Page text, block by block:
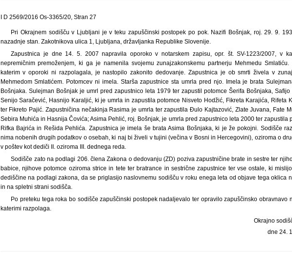
I D 2569/2016 Os-3365/20, Stran 27
Pri Okrajnem sodišču v Ljubljani je v teku zapuščinski postopek po pok. Nazifi Bošnjak, roj. 29. 9.
nazadnje stan. Zakotnikova ulica 1, Ljubljana, državljanka Republike Slovenije.
Zapustnica je dne 14. 5. 2007 napravila oporoko v notarskem zapisu, opr. št. SV-1223/2007, v
nepremičnim premoženjem, ki ga je namenila svojemu zunajzakonskemu partnerju Mehmedu
katerim v oporoki ni razpolagala, je nastopilo zakonito dedovanje. Zapustnica je ob smrti živela v
Mehmedom Smlatićem. Potomcev ni imela. Starša zapustnice sta umrla pred njo. Imela je brata
Bošnjaka. Sulejman Bošnjak je umrl pred zapustnico leta 1979 ter zapustil potomce Šerifa Bošnjaka,
Senijo Saračević, Hasnijo Karaljić, ki je umrla in zapustila potomce Nisveto Hodžić, Fikreta Karajića, Rifeta
ter Fikreto Pajić. Zapustničina nečakinja Rasima je umrla ter zapustila Đulo Kajtazović, Zlate Juvana, Fate
Sebira Muhića in Hasnija Čovića; Asima Pehlić, roj. Bošnjak, je umrla pred zapustnico leta 2000 ter zapustila
Rifka Bajrića in Rešida Pehlića. Zapustnica je imela še brata Asima Bošnjaka, ki je že pokojni. Sodišče
nima nobenih drugih podatkov o osebah, ki naj bi živeli v tujini (večina v Bosni in Hercegovini), oziroma o
v poštev kot dediči II. oziroma III. dednega reda.
Sodišče zato na podlagi 206. člena Zakona o dedovanju (ZD) poziva zapustničine brate in sestre ter
babice, njihove potomce oziroma strice in tete ter bratrance in sestrične zapustnice ter vse ostale, ki
dediščine na podlagi zakona, da se priglasijo naslovnemu sodišču v roku enega leta od objave tega oklica
in na spletni strani sodišča.
Po preteku tega roka bo sodišče zapuščinski postopek nadaljevalo ter opravilo zapuščinsko obravnavo
katerimi razpolaga.
Okrajno
dne 24.